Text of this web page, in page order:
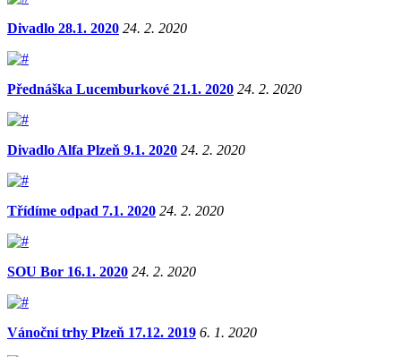
Divadlo 28.1. 2020 24. 2. 2020
Přednáška Lucemburkové 21.1. 2020 24. 2. 2020
Divadlo Alfa Plzeň 9.1. 2020 24. 2. 2020
Třídíme odpad 7.1. 2020 24. 2. 2020
SOU Bor 16.1. 2020 24. 2. 2020
Vánoční trhy Plzeň 17.12. 2019 6. 1. 2020